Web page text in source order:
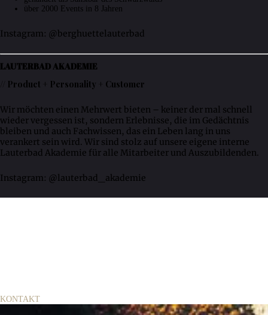
über 2000 Events in 8 Jahren
Instagram: @berghuettelauterbad
LAUTERBAD AKADEMIE
// Product + Personality + Customer
Wir möchten einen Mehrwert bieten – keiner der mal schnell
wieder vergessen ist, sondern Erlebnisse, die im Gedächtnis
bleiben und auch Fachwissen, das ein Leben lang in uns
verankert sein wird. Wir sind stolz auf unsere eigene interne
Lauterbad Akademie für alle Mitarbeiter und Auszubildenden.
Instagram: @lauterbad_akademie
KONTAKT